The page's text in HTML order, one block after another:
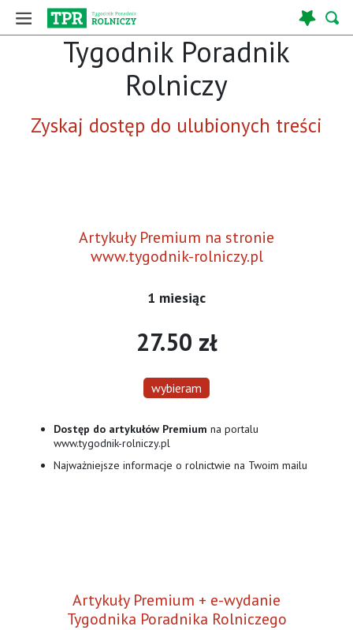
Tygodnik Poradnik
Rolniczy
Zyskaj dostęp do ulubionych treści
Artykuły Premium na stronie
www.tygodnik-rolniczy.pl
1 miesiąc
27.50 zł
wybieram
Dostęp do artykułów Premium na portalu
www.tygodnik-rolniczy.pl
Najważniejsze informacje o rolnictwie na Twoim mailu
Artykuły Premium + e-wydanie
Tygodnika Poradnika Rolniczego